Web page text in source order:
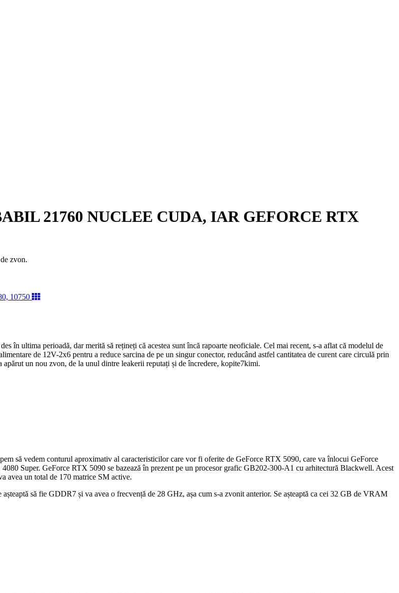
21760 NUCLEE CUDA, IAR GEFORCE RTX
zvon.
în ultima perioadă, dar merită să rețineți că acestea sunt încă rapoarte neoficiale. Cel mai recent, s-a aflat că modelul de
de 12V-2x6 pentru a reduce sarcina de pe un singur conector, reducând astfel cantitatea de curent care circulă prin
un nou zvon, de la unul dintre leakerii reputați și de încredere, kopite7kimi.
să vedem conturul aproximativ al caracteristicilor care vor fi oferite de GeForce RTX 5090, care va înlocui GeForce
Super. GeForce RTX 5090 se bazează în prezent pe un procesor grafic GB202-300-A1 cu arhitectură Blackwell. Acest
avea un total de 170 matrice SM active.
să fie GDDR7 și va avea o frecvență de 28 GHz, așa cum s-a zvonit anterior. Se așteaptă ca cei 32 GB de VRAM